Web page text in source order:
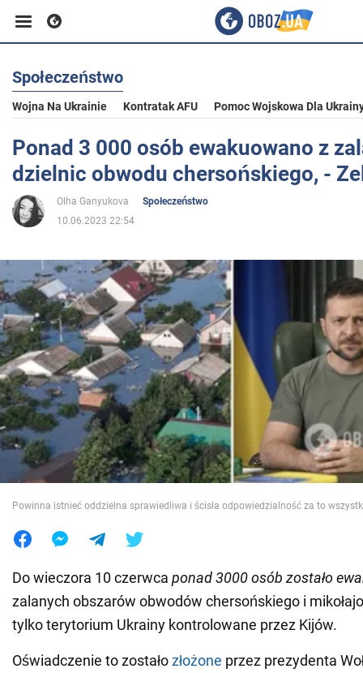
Biznes
Sport
Rozrywka
Polityka
Społeczeństwo
Wojna na Ukrainie
Świat
Jedzenie
Społeczeństwo
Wojna Na Ukrainie Kontratak AFU Pomoc Wojskowa Dla
Ponad 3 000 osób ewakuowano z
dzielnic obwodu chersońskiego, -
Olha Ganyukova
Społeczeństwo
10.06.2023 22:54
Powinna istnieć oddzielna sprawiedliwa i ścisła odpowiedzialność za to
Do wieczora 10 czerwca ponad 3000 osób zostało
zalanych obszarów obwodów chersońskiego i
tylko terytorium Ukrainy kontrolowane przez Kijów.
Oświadczenie to zostałozłożone przez prezydenta